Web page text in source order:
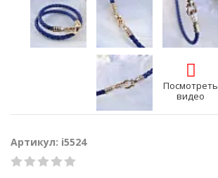
Посмотреть
видео
Артикул: i5524